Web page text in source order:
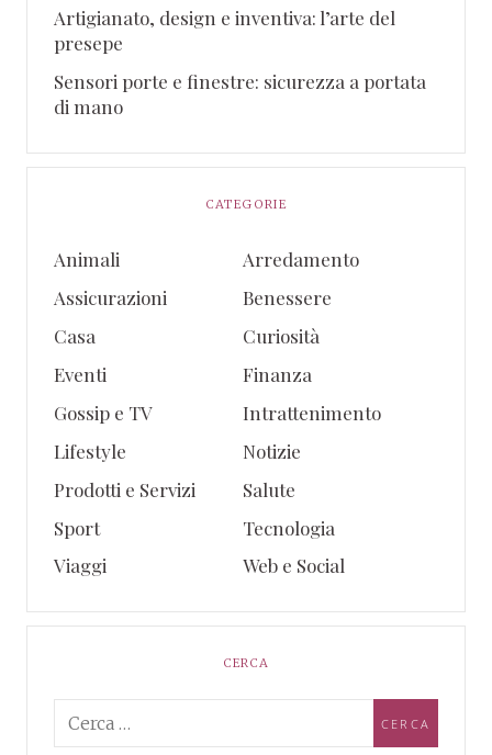
Artigianato, design e inventiva: l’arte del
presepe
Sensori porte e finestre: sicurezza a portata
di mano
CATEGORIE
Animali
Arredamento
Assicurazioni
Benessere
Casa
Curiosità
Eventi
Finanza
Gossip e TV
Intrattenimento
Lifestyle
Notizie
Prodotti e Servizi
Salute
Sport
Tecnologia
Viaggi
Web e Social
CERCA